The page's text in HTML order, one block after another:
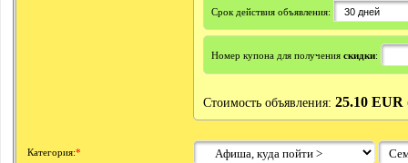
Срок действия объявления:
Номер купона для получения скидки:
Стоимость объявления: 25.10 EUR
Категория:*